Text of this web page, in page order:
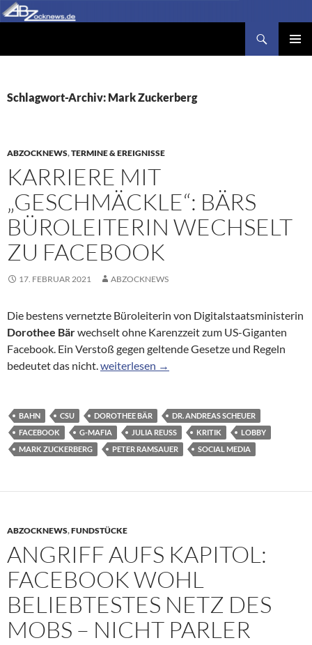
Zum
Inhalt
Schlagwort-Archiv: Mark Zuckerberg
ABZOCKNEWS,TERMINE & EREIGNISSE
KARRIERE MIT
„GESCHMÄCKLE“: BÄRS
BÜROLEITERIN WECHSELT
ZU FACEBOOK
17. FEBRUAR 2021 ABZOCKNEWS
Die bestens vernetzte Büroleiterin von Digitalstaatsministerin
Dorothee Bärwechselt ohne Karenzzeit zum US-Giganten
Facebook. Ein Verstoß gegen geltende Gesetze und Regeln
bedeutet das nicht.Karriere mit „Geschmäckle“: Bärs
weiterlesen →
BAHN CSU DOROTHEE BÄR
DR. ANDREAS SCHEUER
FACEBOOK
G-MAFIA JULIA REUSS KRITIK
LOBBY
MARK ZUCKERBERG
PETER RAMSAUER SOCIAL MEDIA
ABZOCKNEWS,FUNDSTÜCKE
ANGRIFF AUFS KAPITOL:
FACEBOOK WOHL
BELIEBTESTES NETZ DES
MOBS – NICHT PARLER